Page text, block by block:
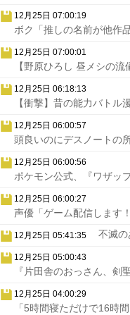
12月25日 07:00:19
ボク「推しの名前が他作
12月25日 07:00:01
【野原ひろし 昼メシの流
12月25日 06:18:13
【衝撃】昔の能力バトル
12月25日 06:00:57
頭良いのにデスノートの
12月25日 06:00:56
ポケモン公式、『ワザッ
12月25日 06:00:27
声優「ゲーム配信します
12月25日 05:41:35 不滅の
12月25日 05:00:43
『片田舎のおっさん、剣
12月25日 04:00:29
「5時間寝ただけで16時